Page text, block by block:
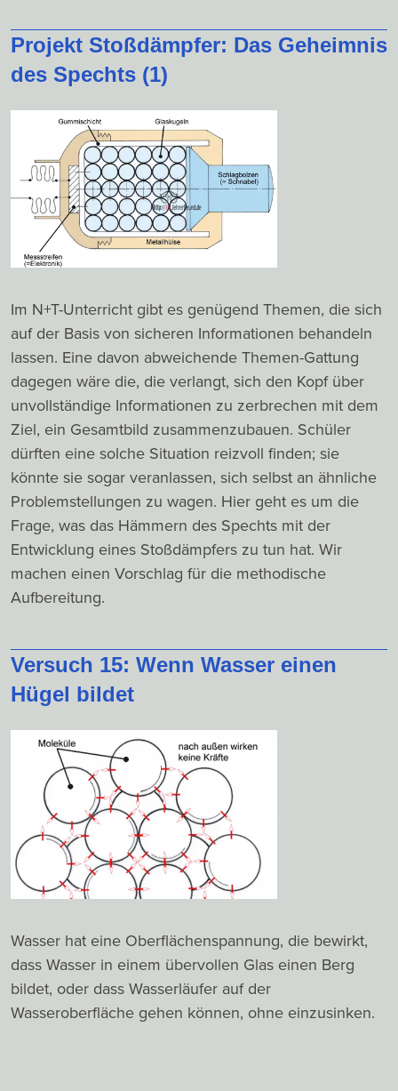
Projekt Stoßdämpfer: Das Geheimnis
des Spechts (1)
Im N+T-Unterricht gibt es genügend Themen, die sich
auf der Basis von sicheren Informationen behandeln
lassen. Eine davon abweichende Themen-Gattung
dagegen wäre die, die verlangt, sich den Kopf über
unvollständige Informationen zu zerbrechen mit dem
Ziel, ein Gesamtbild zusammenzubauen. Schüler
dürften eine solche Situation reizvoll finden; sie
könnte sie sogar veranlassen, sich selbst an ähnliche
Problemstellungen zu wagen. Hier geht es um die
Frage, was das Hämmern des Spechts mit der
Entwicklung eines Stoßdämpfers zu tun hat. Wir
machen einen Vorschlag für die methodische
Aufbereitung.
Versuch 15: Wenn Wasser einen
Hügel bildet
Wasser hat eine Oberflächenspannung, die bewirkt,
dass Wasser in einem übervollen Glas einen Berg
bildet, oder dass Wasserläufer auf der
Wasseroberfläche gehen können, ohne einzusinken.